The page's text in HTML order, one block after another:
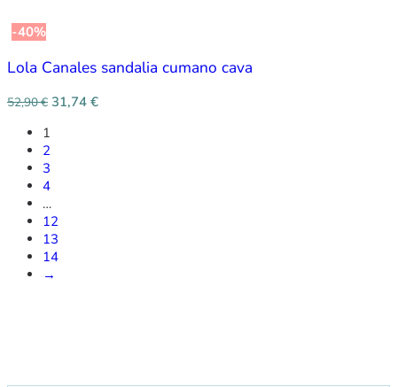
-40%
Lola Canales sandalia cumano cava
52,90€ 31,74 €
1
2
3
4
…
12
13
14
→